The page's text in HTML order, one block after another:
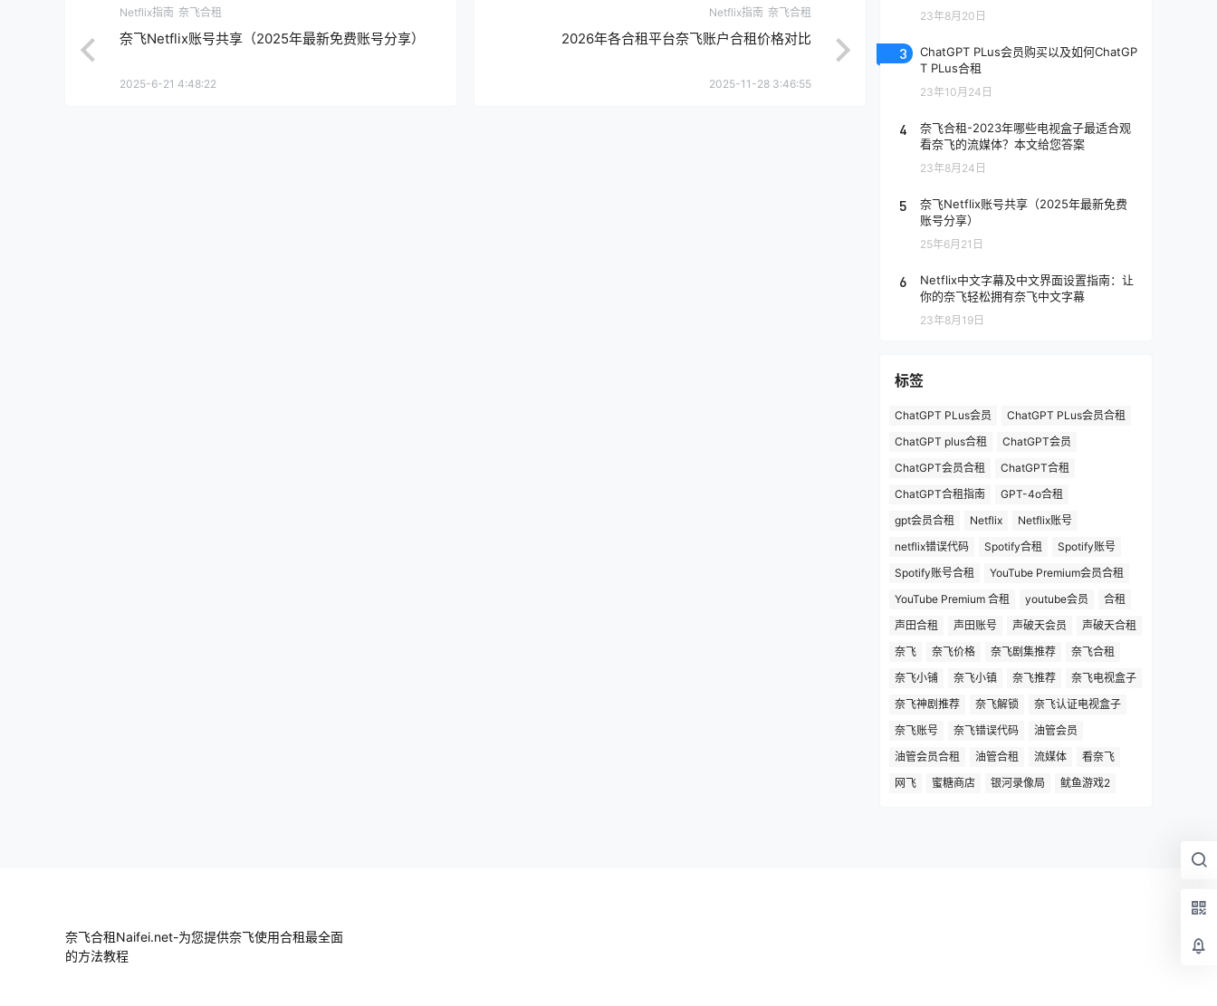
Netflix指南 奈飞合租
奈飞Netflix账号共享（2025年最新免费账号分享）
2025-6-21 4:48:22
Netflix指南 奈飞合租
2026年各合租平台奈飞账户合租价格对比
2025-11-28 3:46:55
23年8月20日
3
ChatGPT PLus会员购买以及如何ChatGP
T PLus合租
23年10月24日
4
奈飞合租-2023年哪些电视盒子最适合观
看奈飞的流媒体？本文给您答案
23年8月24日
5
奈飞Netflix账号共享（2025年最新免费
账号分享）
25年6月21日
6
Netflix中文字幕及中文界面设置指南：让
你的奈飞轻松拥有奈飞中文字幕
23年8月19日
标签
ChatGPT PLus会员
ChatGPT PLus会员合租
ChatGPT plus合租
ChatGPT会员
ChatGPT会员合租
ChatGPT合租
ChatGPT合租指南
GPT-4o合租
gpt会员合租
Netflix
Netflix账号
netflix错误代码
Spotify合租
Spotify账号
Spotify账号合租
YouTube Premium会员合租
YouTube Premium 合租
youtube会员
合租
声田合租
声田账号 声破天会员
声破天合租
奈飞
奈飞价格 奈飞剧集推荐
奈飞合租
奈飞小铺
奈飞小镇 奈飞推荐
奈飞电视盒子
奈飞神剧推荐
奈飞解锁
奈飞认证电视盒子
奈飞账号
奈飞错误代码
油管会员
油管会员合租
油管合租 流媒体
看奈飞
网飞
蜜糖商店 银河录像局 鱿鱼游戏2
奈飞合租Naifei.net-为您提供奈飞使用合租最全面
的方法教程